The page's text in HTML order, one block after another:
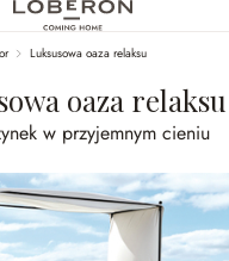
Luksusowa oaza relaksu
oaza relaksu
w przyjemnym cieniu